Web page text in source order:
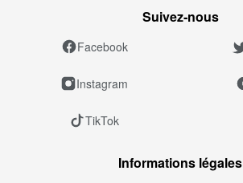
Suivez‑nous
Facebook
Instagram
TikTok
Informations légales